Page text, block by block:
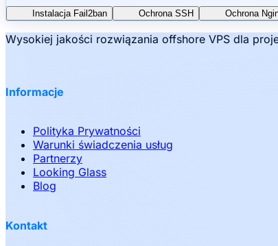
Instalacja Fail2ban Ochrona SSH Ochrona
Wysokiej jakości rozwiązania offshore VPS dla
Informacje
Polityka Prywatności
Warunki świadczenia usług
Partnerzy
Looking Glass
Blog
Kontakt